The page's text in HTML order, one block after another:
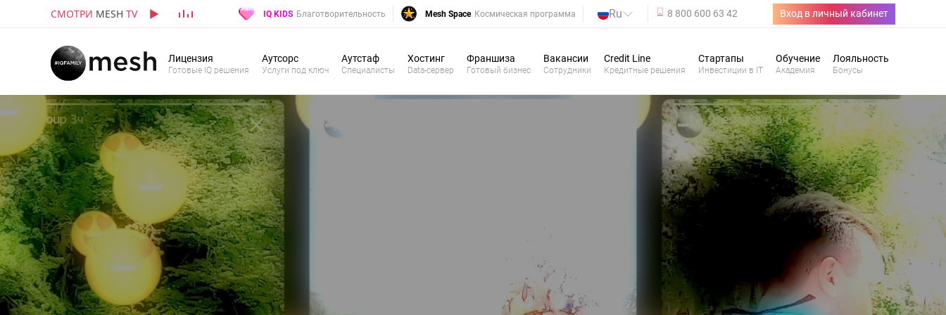
СМОТРИ MESH TV IQ KIDS Благотворительность Mesh Space Космическая программа Ru 8 800 600 63 42 Вход в личный кабинет
Лицензия
Готовые IQ решения
Аутсорс
Услуги под ключ
Аутстаф
Специалисты
Хостинг
Data-сервер
Франшиза
Готовый бизнес
Вакансии
Сотрудники
Credit Line
Кредитные решения
Стартапы
Инвестиции в IT
Обучение
Академия
Лояльность
Бонусы